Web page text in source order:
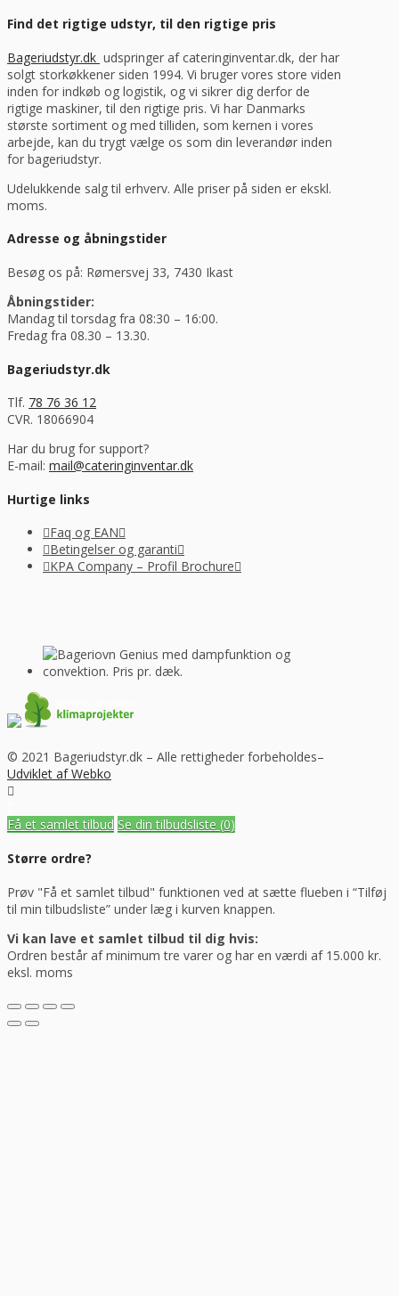
Find det rigtige udstyr, til den rigtige pris
Bageriudstyr.dk udspringer af cateringinventar.dk, der har
solgt storkøkkener siden 1994. Vi bruger vores store viden
inden for indkøb og logistik, og vi sikrer dig derfor de
rigtige maskiner, til den rigtige pris. Vi har Danmarks
største sortiment og med tilliden, som kernen i vores
arbejde, kan du trygt vælge os som din leverandør inden
for bageriudstyr.
Udelukkende salg til erhverv. Alle priser på siden er ekskl.
moms.
Adresse og åbningstider
Besøg os på: Rømersvej 33, 7430 Ikast
Åbningstider:
Mandag til torsdag fra 08:30 – 16:00.
Fredag fra 08.30 – 13.30.
Bageriudstyr.dk
Tlf. 78 76 36 12
CVR. 18066904
Har du brug for support?
E-mail: mail@cateringinventar.dk
Hurtige links
Faq og EAN
Betingelser og garanti
KPA Company – Profil Brochure
© 2021 Bageriudstyr.dk – Alle rettigheder forbeholdes–
Udviklet af Webko
Få et samlet tilbud Se din tilbudsliste (0)
Større ordre?
Prøv "Få et samlet tilbud" funktionen ved at sætte flueben i “Tilføj
til min tilbudsliste” under læg i kurven knappen.
Vi kan lave et samlet tilbud til dig hvis:
Ordren består af minimum tre varer og har en værdi af 15.000 kr.
eksl. moms